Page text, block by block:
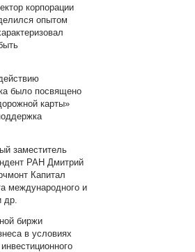
корпорации
опытом
было посвящено
карты»
заместитель
РАН Дмитрий
Капитал
международного и
др.
биржи
в условиях